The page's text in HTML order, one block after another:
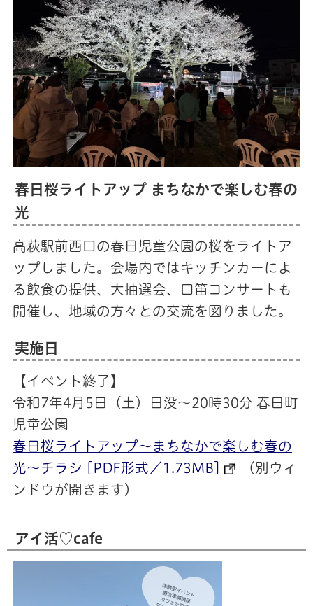
春日桜ライトアップ まちなかで楽しむ春の
光
高萩駅前西口の春日児童公園の桜をライトア
ップしました。会場内ではキッチンカーによ
る飲食の提供、大抽選会、口笛コンサートも
開催し、地域の方々との交流を図りました。
実施日
【イベント終了】
令和7年4月5日（土）日没～20時30分 春日町
児童公園
春日桜ライトアップ～まちなかで楽しむ春の
光～チラシ [PDF形式／1.73MB]
（別ウィ
ンドウが開きます）
アイ活♡cafe